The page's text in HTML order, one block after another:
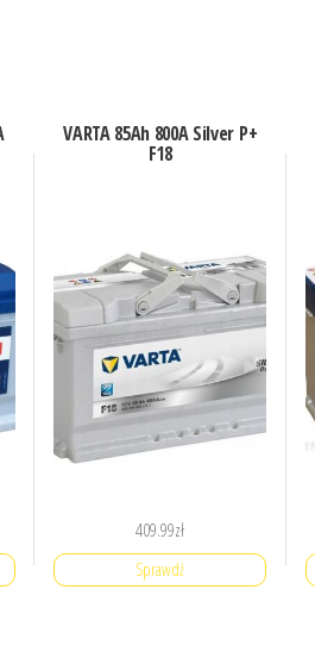
VARTA 85Ah 800A Silver P+
F18
409.99zł
Sprawdź